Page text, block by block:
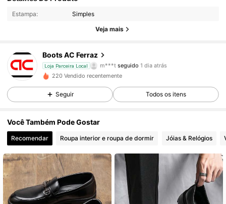
Estampa: Simples
Veja mais
Boots AC Ferraz
Loja Parceira Local
m***t
4,48
28 Seguidores
28 Seguidores
28 Seguidores
28 Seguidores
4,48 28 Seguidores
220 Vendido recentemente
Seguir Todos os itens
Você Também Pode Gostar
Recomendar Roupa interior e roupa de dormir Jóias & Relógios